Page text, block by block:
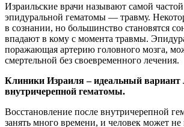
Израильские врачи называют самой
эпидуральной гематомы — травму.
в сознании, но большинство становятся
впадают в кому с момента травмы.
поражающая артерию головного мозга,
смертельной без своевременного лечения.
Клиники Израиля – идеальный вариант
внутричерепной гематомы.
Восстановление после внутричерепной
занять много времени, и человек может не